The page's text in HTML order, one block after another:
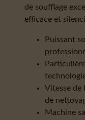
de soufflage
efficace et
Puissant
Vitesse de
de
Machine